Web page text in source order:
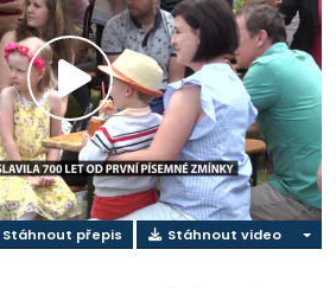
Přehrát
video
Stáhnout přepis Stáhnout video